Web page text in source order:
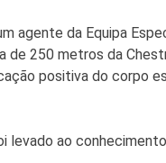
agente da Equipa
de 250 metros da
positiva do corpo
ao